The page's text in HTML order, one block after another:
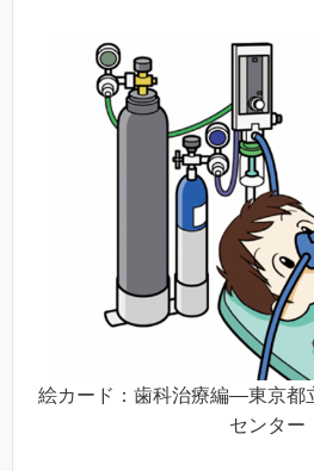
絵カード：歯科治療編―東京都
センター